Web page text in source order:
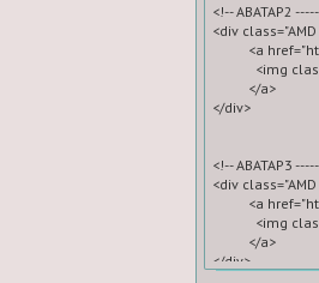
<!-- АВАТАР2
<div
<a
<img
          </a>
</div>
<!-- АВАТАР3
<div
<a
          </a>
</div>